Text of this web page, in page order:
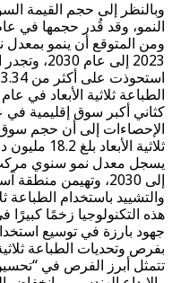
وبالنظر إلى حجم القيمة
2023 إلى
الإحصاءات إلى أن حجم سوق
إلى 2030، وتهيمن
والتشييد باستخدام الطباعة
هذه التكنولوجيا زخمًا
جهود بارزة في توسيع
بفرص وتحديات الطباعة
تتمثل أبرز الفرص في